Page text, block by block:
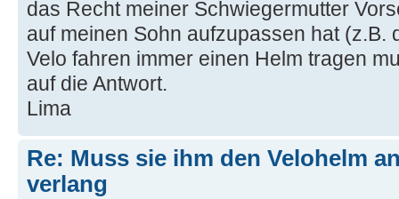
das Recht meiner Schwiegermutter
auf meinen Sohn aufzupassen hat (z.B.
Velo fahren immer einen Helm tragen
auf die Antwort.
Lima
Re: Muss sie ihm den Velohelm
verlang